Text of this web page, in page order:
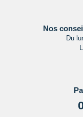
Nos
Du